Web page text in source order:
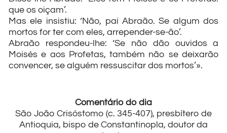
que os oiçam’.
Mas ele insistiu: ‘Não, pai Abraão. Se algum dos
mortos for ter com eles, arrepender-se-ão’.
Abraão respondeu-lhe: ‘Se não dão ouvidos a
Moisés e aos Profetas, também não se deixarão
convencer, se alguém ressuscitar dos mortos’».
Comentário do dia
São João Crisóstomo (c. 345-407), presbítero de
Antioquia, bispo de Constantinopla, doutor da